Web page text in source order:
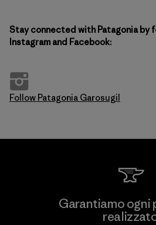
Stay connected with Patagonia by
Instagram and Facebook:
Follow Patagonia Garosugil
Garantiamo